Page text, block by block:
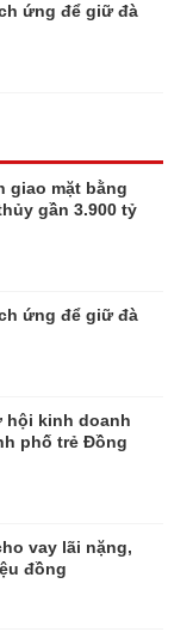
ứng để giữ đà
giao mặt bằng
gần 3.900 tỷ
ứng để giữ đà
hội kinh doanh
phố trẻ Đồng
vay lãi nặng,
đồng